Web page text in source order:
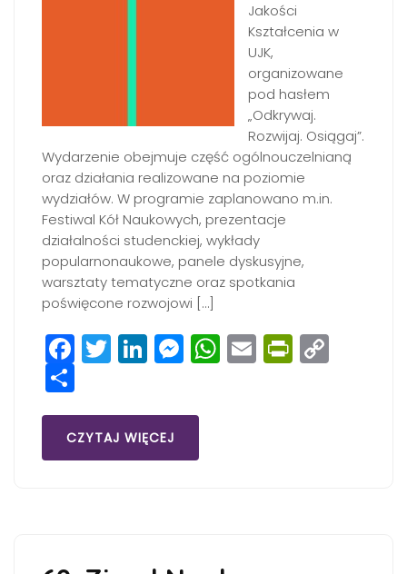
Jakości
Kształcenia w
UJK,
organizowane
pod hasłem
„Odkrywaj.
Rozwijaj. Osiągaj”.
Wydarzenie obejmuje część ogólnouczelnianą
oraz działania realizowane na poziomie
wydziałów. W programie zaplanowano m.in.
Festiwal Kół Naukowych, prezentacje
działalności studenckiej, wykłady
popularnonaukowe, panele dyskusyjne,
warsztaty tematyczne oraz spotkania
poświęcone rozwojowi […]
Facebook
Twitter
LinkedIn
Messenger
WhatsApp
Email
Share
CZYTAJ WIĘCEJ